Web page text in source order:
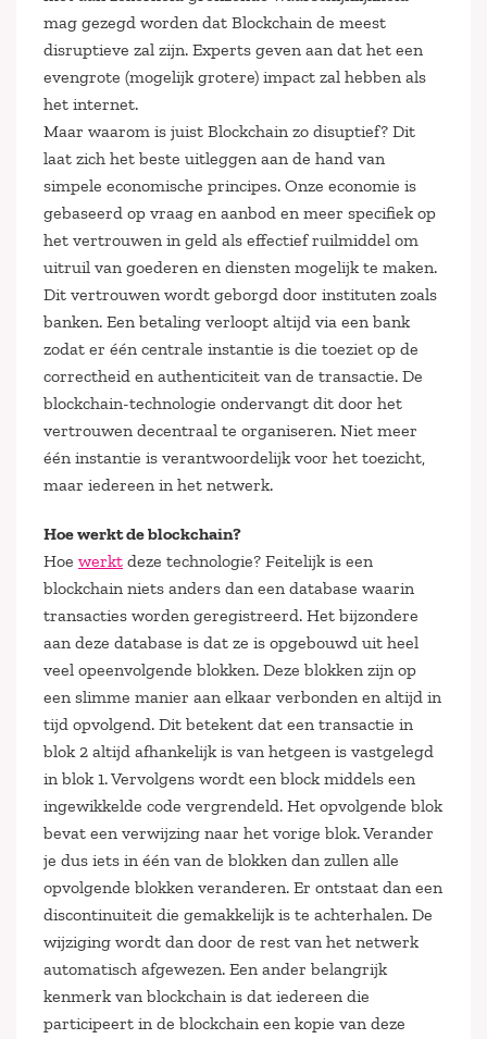
mag gezegd worden dat Blockchain de meest
disruptieve zal zijn. Experts geven aan dat het een
evengrote (mogelijk grotere) impact zal hebben als
het internet.
Maar waarom is juist Blockchain zo disuptief? Dit
laat zich het beste uitleggen aan de hand van
simpele economische principes. Onze economie is
gebaseerd op vraag en aanbod en meer specifiek op
het vertrouwen in geld als effectief ruilmiddel om
uitruil van goederen en diensten mogelijk te maken.
Dit vertrouwen wordt geborgd door instituten zoals
banken. Een betaling verloopt altijd via een bank
zodat er één centrale instantie is die toeziet op de
correctheid en authenticiteit van de transactie. De
blockchain-technologie ondervangt dit door het
vertrouwen decentraal te organiseren. Niet meer
één instantie is verantwoordelijk voor het toezicht,
maar iedereen in het netwerk.
Hoe werkt de blockchain?
Hoe werkt deze technologie? Feitelijk is een
blockchain niets anders dan een database waarin
transacties worden geregistreerd. Het bijzondere
aan deze database is dat ze is opgebouwd uit heel
veel opeenvolgende blokken. Deze blokken zijn op
een slimme manier aan elkaar verbonden en altijd in
tijd opvolgend. Dit betekent dat een transactie in
blok 2 altijd afhankelijk is van hetgeen is vastgelegd
in blok 1. Vervolgens wordt een block middels een
ingewikkelde code vergrendeld. Het opvolgende blok
bevat een verwijzing naar het vorige blok. Verander
je dus iets in één van de blokken dan zullen alle
opvolgende blokken veranderen. Er ontstaat dan een
discontinuiteit die gemakkelijk is te achterhalen. De
wijziging wordt dan door de rest van het netwerk
automatisch afgewezen. Een ander belangrijk
kenmerk van blockchain is dat iedereen die
participeert in de blockchain een kopie van deze